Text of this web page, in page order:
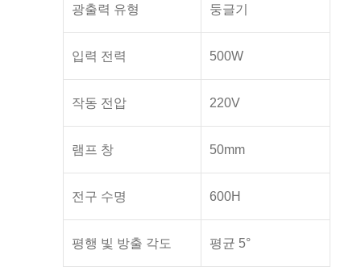
광출력 유형 둥글기
입력 전력 500W
작동 전압 220V
램프 창 50mm
전구 수명 600H
평행 빛 방출 각도 평균 5°